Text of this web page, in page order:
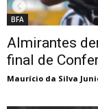
BFA
Almirantes
final de
Maurício da Silva